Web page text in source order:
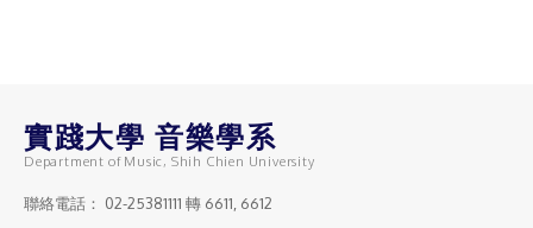
實踐大學 音樂學系
Department of Music, Shih Chien University
聯絡電話： 02-25381111 轉 6611, 6612